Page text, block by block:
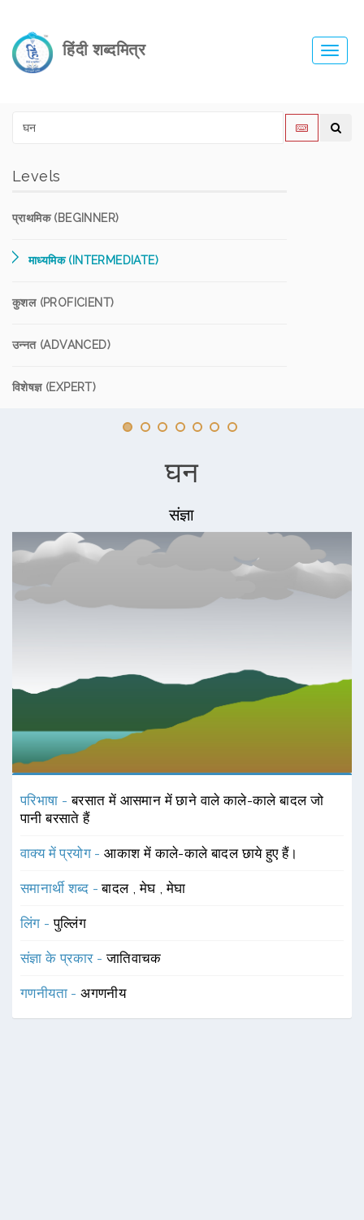
हिंदी शब्दमित्र
Levels
प्राथमिक (BEGINNER)
माध्यमिक (INTERMEDIATE)
कुशल (PROFICIENT)
उन्नत (ADVANCED)
विशेषज्ञ (EXPERT)
घन
संज्ञा
परिभाषा -बरसात में आसमान में छाने वाले काले-काले बादल जो
पानी बरसाते हैं
वाक्य में प्रयोग -आकाश में काले-काले बादल छाये हुए हैं।
समानार्थी शब्द -बादल ,मेघ ,मेघा
लिंग -पुल्लिंग
संज्ञा के प्रकार -जातिवाचक
गणनीयता -अगणनीय